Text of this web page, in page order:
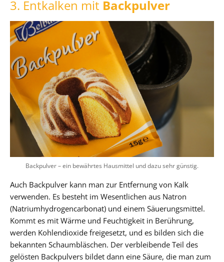
3. Entkalken mit Backpulver
Backpulver – ein bewährtes Hausmittel und dazu sehr günstig.
Auch Backpulver kann man zur Entfernung von Kalk
verwenden. Es besteht im Wesentlichen aus Natron
(Natriumhydrogencarbonat) und einem Säuerungsmittel.
Kommt es mit Wärme und Feuchtigkeit in Berührung,
werden Kohlendioxide freigesetzt, und es bilden sich die
bekannten Schaumbläschen. Der verbleibende Teil des
gelösten Backpulvers bildet dann eine Säure, die man zum